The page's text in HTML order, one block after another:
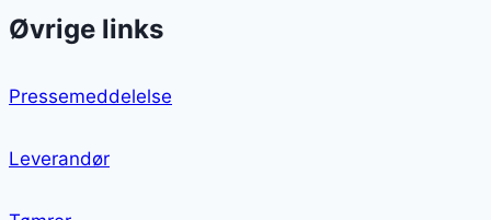
Øvrige links
Pressemeddelelse
Leverandør